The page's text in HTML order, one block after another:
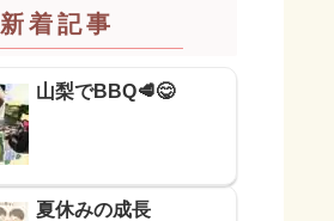
新着記事
山梨でBBQ🥩😋
夏休みの成長